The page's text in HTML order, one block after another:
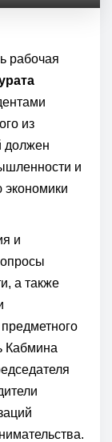
рабочая
из
должен
и
экономики
и
а также
Кабмина